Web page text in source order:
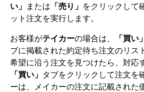
い」 または 「売り」 をクリックして
ット注文を実行します。
お客様がテイカーの場合は、 「買い」
ブに掲載された約定待ち注文のリス
希望に沿う注文を見つけたら、対応
「買い」 タブをクリックして注文を
ーは、メイカーの注文に記載された